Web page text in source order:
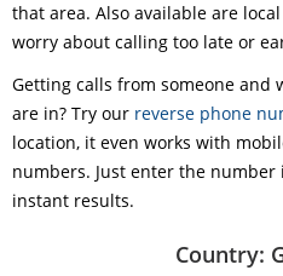
that area. Also available are
worry about calling too late or
Getting calls from someone and
are in? Try our reverse phone
location, it even works with
numbers. Just enter the
instant results.
Country: